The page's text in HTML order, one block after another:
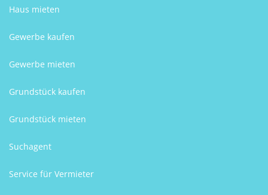
Haus mieten
Gewerbe kaufen
Gewerbe mieten
Grundstück kaufen
Grundstück mieten
Suchagent
Service für Vermieter